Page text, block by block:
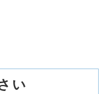
い